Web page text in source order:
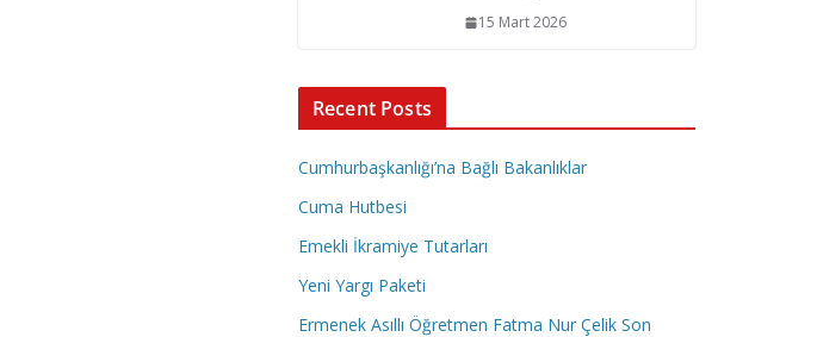
15 Mart 2026
Recent Posts
Cumhurbaşkanlığı’na Bağlı Bakanlıklar
Cuma Hutbesi
Emekli İkramiye Tutarları
Yeni Yargı Paketi
Ermenek Asıllı Öğretmen Fatma Nur Çelik Son